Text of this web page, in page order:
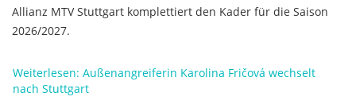
Allianz MTV Stuttgart komplettiert den Kader für die Saison
2026/2027.
Weiterlesen: Außenangreiferin Karolina Fričová wechselt
nach Stuttgart